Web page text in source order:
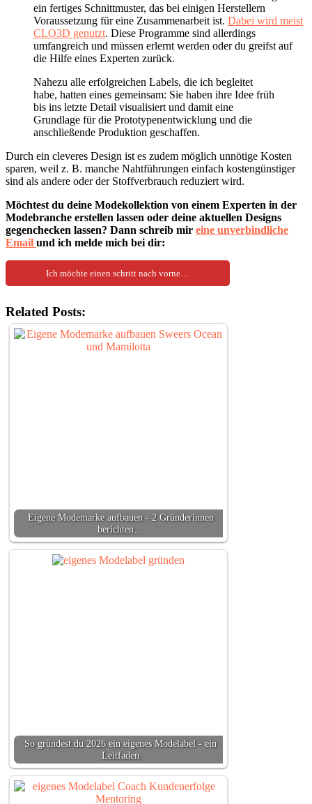
ein fertiges Schnittmuster, das bei einigen Herstellern
Voraussetzung für eine Zusammenarbeit ist. Dabei wird meist
CLO3D genutzt. Diese Programme sind allerdings
umfangreich und müssen erlernt werden oder du greifst auf
die Hilfe eines Experten zurück.
Nahezu alle erfolgreichen Labels, die ich begleitet
habe, hatten eines gemeinsam: Sie haben ihre Idee früh
bis ins letzte Detail visualisiert und damit eine
Grundlage für die Prototypenentwicklung und die
anschließende Produktion geschaffen.
Durch ein cleveres Design ist es zudem möglich unnötige Kosten
sparen, weil z. B. manche Nahtführungen einfach kostengünstiger
sind als andere oder der Stoffverbrauch reduziert wird.
Möchtest du deine Modekollektion von einem Experten in der
Modebranche erstellen lassen oder deine aktuellen Designs
gegenchecken lassen? Dann schreib mir eine unverbindliche
Email und ich melde mich bei dir:
Ich möchte einen schritt nach vorne…
Related Posts:
Eigene Modemarke aufbauen - 2 Gründerinnen
berichten…
So gründest du 2026 ein eigenes Modelabel - ein
Leitfaden